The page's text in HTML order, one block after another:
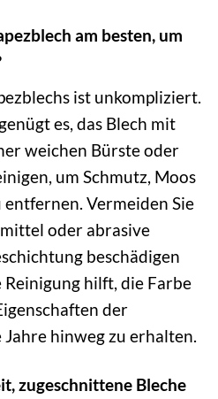
am besten, um
ist unkompliziert.
es, das Blech mit
weichen Bürste oder
um Schmutz, Moos
Vermeiden Sie
oder abrasive
beschädigen
hilft, die Farbe
der
hinweg zu erhalten.
zugeschnittene Bleche